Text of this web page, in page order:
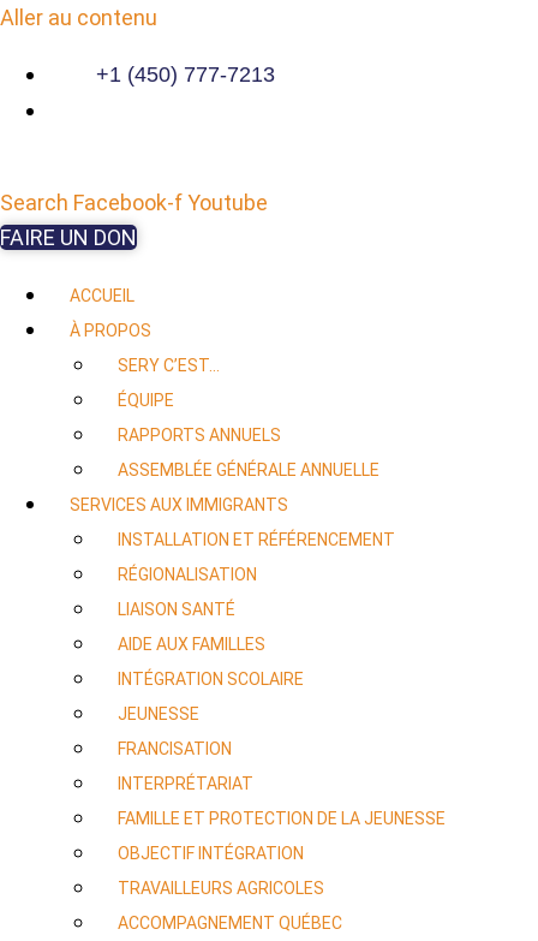
Aller au contenu
+1 (450) 777-7213
Search Facebook-fYoutube
FAIRE UN DON
ACCUEIL
À PROPOS
SERY C’EST…
ÉQUIPE
RAPPORTS ANNUELS
ASSEMBLÉE GÉNÉRALE ANNUELLE
SERVICES AUX IMMIGRANTS
INSTALLATION ET RÉFÉRENCEMENT
RÉGIONALISATION
LIAISON SANTÉ
AIDE AUX FAMILLES
INTÉGRATION SCOLAIRE
JEUNESSE
FRANCISATION
INTERPRÉTARIAT
FAMILLE ET PROTECTION DE LA JEUNESSE
OBJECTIF INTÉGRATION
TRAVAILLEURS AGRICOLES
ACCOMPAGNEMENT QUÉBEC